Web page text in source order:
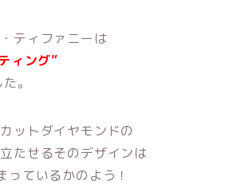
ティファニーは
ィング”
。
ットダイヤモンドの
たせるそのデザインは
ているかのよう！